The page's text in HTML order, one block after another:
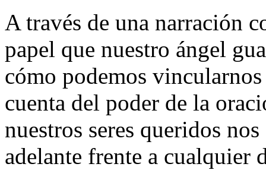
A través de una narración
papel que nuestro ángel
cómo podemos
cuenta del poder de la
nuestros seres queridos
adelante frente a cualquier